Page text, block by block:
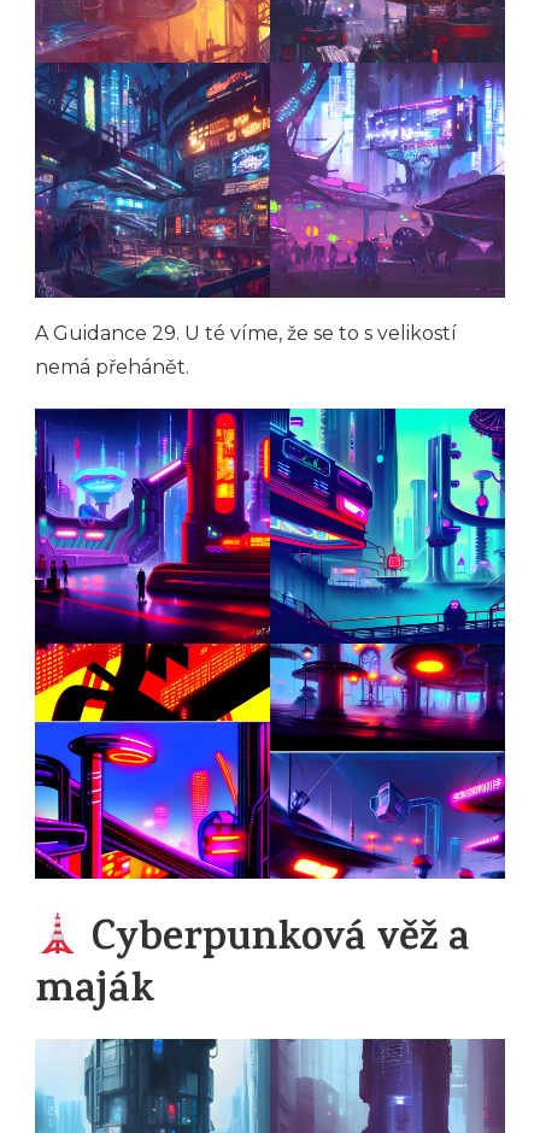
A Guidance 29. U té víme, že se to s velikostí
nemá přehánět.
Cyberpunková věž a
maják